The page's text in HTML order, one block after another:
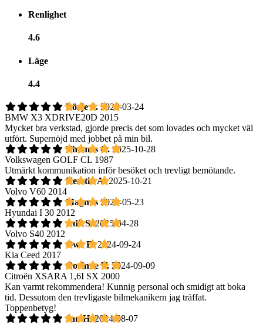
Renlighet
4.6
Läge
4.4
Börje S. 2026-03-24
BMW X3 XDRIVE20D 2015
Mycket bra verkstad, gjorde precis det som lovades och mycket väl
utfört. Supernöjd med jobbet på min bil.
Thomas O. 2025-10-28
Volkswagen GOLF CL 1987
Utmärkt kommunikation inför besöket och trevligt bemötande.
Kerstin A. 2025-10-21
Volvo V60 2014
Magnus 2025-05-23
Hyundai I 30 2012
Adil S. 2025-04-28
Volvo S40 2012
Owe E. 2024-09-24
Kia Ceed 2017
Corinne V. 2024-09-09
Citroën XSARA 1,6I SX 2000
Kan varmt rekommendera! Kunnig personal och smidigt att boka
tid. Dessutom den trevligaste bilmekanikern jag träffat.
Toppenbetyg!
Jan H. 2024-08-07